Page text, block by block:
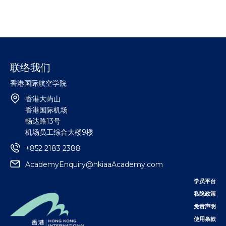
学员平台
私隐政策
免责声明
使用条款
联络我们
香港国际航空学院
香港大屿山
香港国际机场
畅达路13号
机场员工综合大楼9楼
+852 2183 2388
AcademyEnquiry@hkiaaAcademy.com